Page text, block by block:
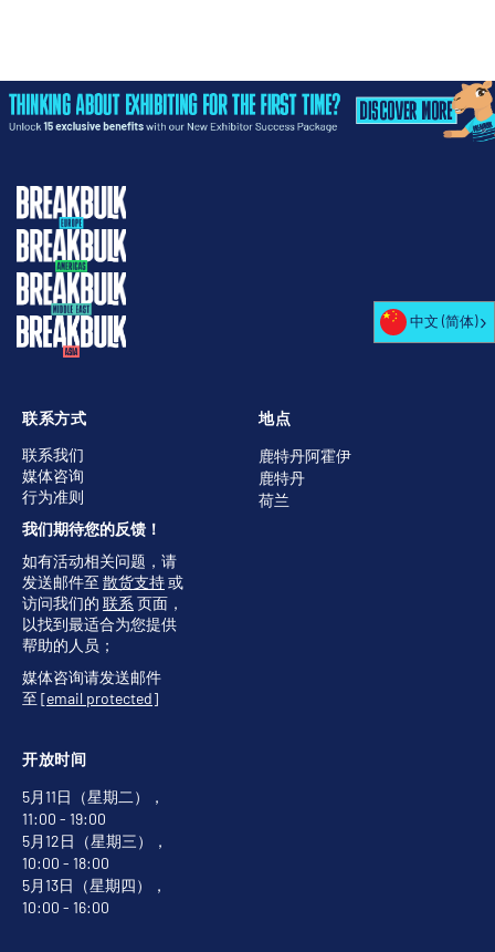
地点
鹿特丹阿霍伊
鹿特丹
荷兰
开放时间
5月11日（星期二），
11:00 - 19:00
5月12日（星期三），
10:00 - 18:00
5月13日（星期四），
10:00 - 16:00
联系方式
联系我们
媒体咨询
行为准则
我们期待您的反馈！
如有活动相关问题，请
发送邮件至 散货支持或
访问我们的 联系页面，
以找到最适合为您提供
帮助的人员；
媒体咨询请发送邮件
至 [email protected]
中文 (简体)